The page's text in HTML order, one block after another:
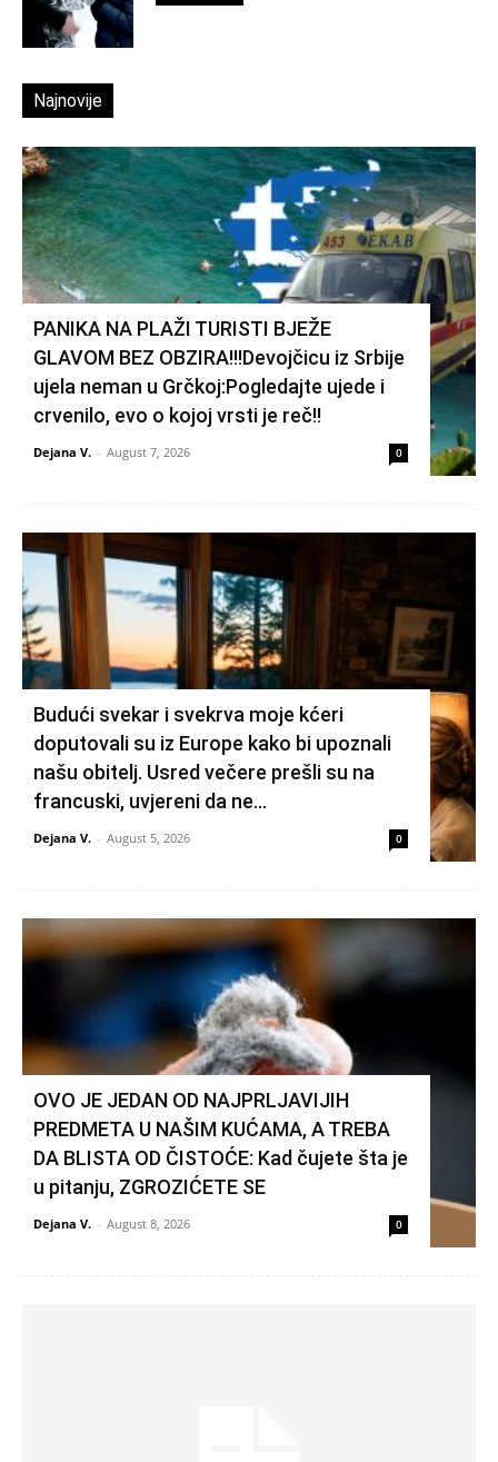
Najnovije
PANIKA NA PLAŽI TURISTI BJEŽE
GLAVOM BEZ OBZIRA!!!Devojčicu iz Srbije
ujela neman u Grčkoj:Pogledajte ujede i
crvenilo, evo o kojoj vrsti je reč!!
Dejana V. - August 7, 2026 0
Budući svekar i svekrva moje kćeri
doputovali su iz Europe kako bi upoznali
našu obitelj. Usred večere prešli su na
francuski, uvjereni da ne...
Dejana V. - August 5, 2026 0
OVO JE JEDAN OD NAJPRLJAVIJIH
PREDMETA U NAŠIM KUĆAMA, A TREBA
DA BLISTA OD ČISTOĆE: Kad čujete šta je
u pitanju, ZGROZIĆETE SE
Dejana V. - August 8, 2026 0